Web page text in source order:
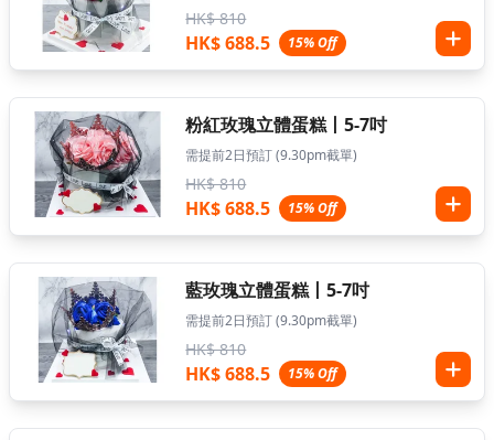
HK$ 810
HK$ 688.5 15% Off
粉紅玫瑰立體蛋糕丨5-7吋
需提前2日預訂 (9.30pm截單)
HK$ 810
HK$ 688.5 15% Off
藍玫瑰立體蛋糕丨5-7吋
需提前2日預訂 (9.30pm截單)
HK$ 810
HK$ 688.5 15% Off